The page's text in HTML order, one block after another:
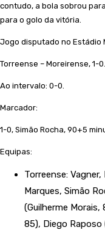
contudo, a bola sobrou
para o golo da vitória.
Jogo disputado no Estádio
Torreense – Moreirense, 1-0.
Ao intervalo: 0-0.
Marcador:
1-0, Simão Rocha, 90+5
Equipas:
Torreense:
Marques, Simão
(Guilherme
85), Diego